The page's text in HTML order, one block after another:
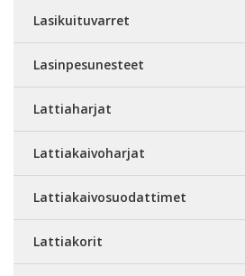
Lasikuituvarret
Lasinpesunesteet
Lattiaharjat
Lattiakaivoharjat
Lattiakaivosuodattimet
Lattiakorit